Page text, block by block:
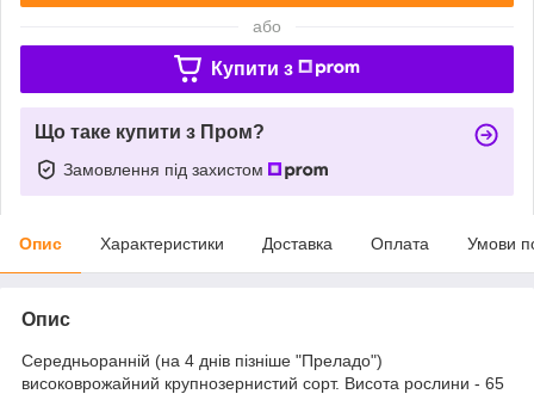
або
Купити з
Що таке купити з Пром?
Замовлення під захистом
Опис Характеристики Доставка Оплата Умови
Опис
Середньоранній (на 4 днів пізніше "Преладо")
високоврожайний крупнозернистий сорт. Висота рослини - 65